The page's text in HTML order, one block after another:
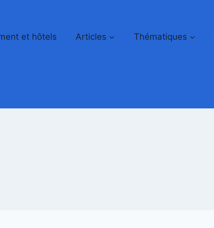
et hôtels Articles Thématiques